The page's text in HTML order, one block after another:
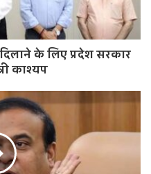
के लिए प्रदेश सरकार
काश्यप